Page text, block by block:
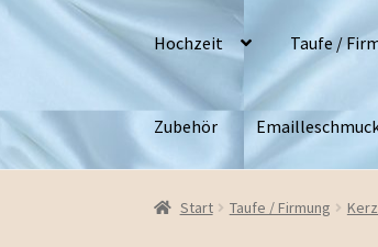
Hochzeit Taufe /
Zubehör
Start Taufe / Firmung